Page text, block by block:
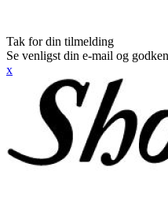
Tak for din tilmelding
Se venligst din e-mail og
x